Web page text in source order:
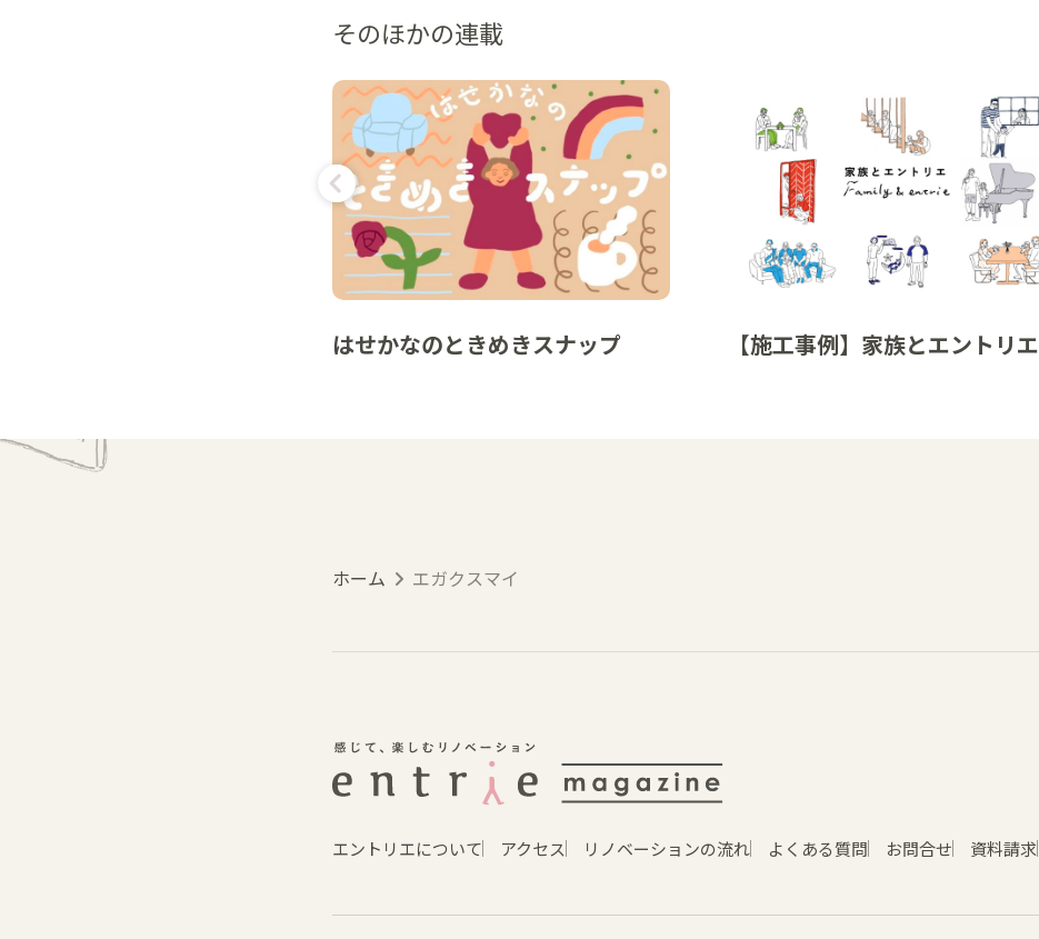
そのほかの連載
はせかなのときめきスナップ 【施工事例】家族とエントリエ
ホーム エガクスマイ
エントリエについて アクセス リノベーションの流れ よくある質問 お問合せ 資料請求